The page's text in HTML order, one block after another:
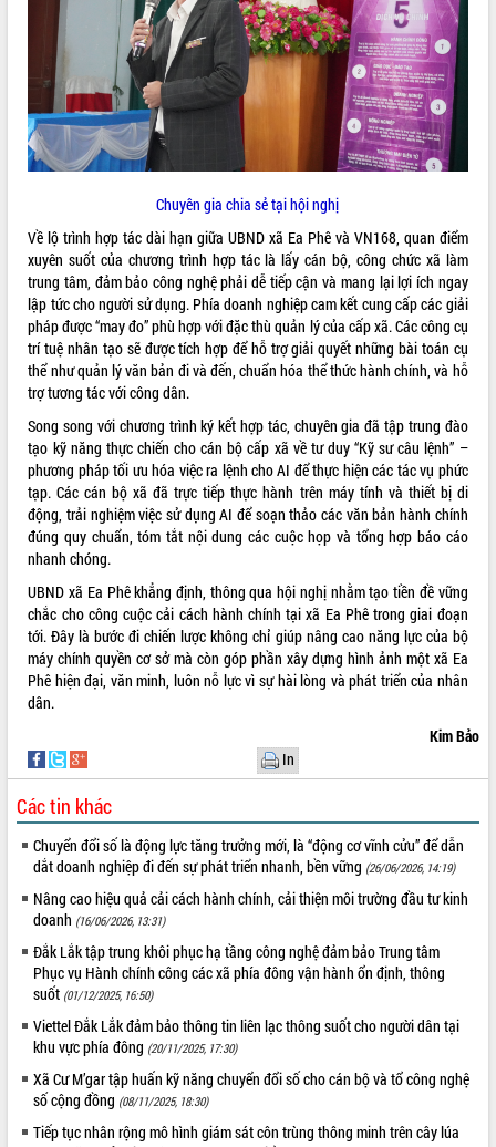
Chuyên gia chia sẻ tại hội nghị
Về lộ trình hợp tác dài hạn giữa UBND xã Ea Phê và VN168, quan điểm
xuyên suốt của chương trình hợp tác là lấy cán bộ, công chức xã làm
trung tâm, đảm bảo công nghệ phải dễ tiếp cận và mang lại lợi ích ngay
lập tức cho người sử dụng. Phía doanh nghiệp cam kết cung cấp các giải
pháp được “may đo” phù hợp với đặc thù quản lý của cấp xã. Các công cụ
trí tuệ nhân tạo sẽ được tích hợp để hỗ trợ giải quyết những bài toán cụ
thể như quản lý văn bản đi và đến, chuẩn hóa thể thức hành chính, và hỗ
trợ tương tác với công dân.
Song song với chương trình ký kết hợp tác, chuyên gia đã tập trung đào
tạo kỹ năng thực chiến cho cán bộ cấp xã về tư duy “Kỹ sư câu lệnh” –
phương pháp tối ưu hóa việc ra lệnh cho AI để thực hiện các tác vụ phức
tạp. Các cán bộ xã đã trực tiếp thực hành trên máy tính và thiết bị di
động, trải nghiệm việc sử dụng AI để soạn thảo các văn bản hành chính
đúng quy chuẩn, tóm tắt nội dung các cuộc họp và tổng hợp báo cáo
nhanh chóng.
UBND xã Ea Phê khẳng định, thông qua hội nghị nhằm tạo tiền đề vững
chắc cho công cuộc cải cách hành chính tại xã Ea Phê trong giai đoạn
tới. Đây là bước đi chiến lược không chỉ giúp nâng cao năng lực của bộ
máy chính quyền cơ sở mà còn góp phần xây dựng hình ảnh một xã Ea
Phê hiện đại, văn minh, luôn nỗ lực vì sự hài lòng và phát triển của nhân
dân.
Kim Bảo
In
Các tin khác
Chuyển đổi số là động lực tăng trưởng mới, là “động cơ vĩnh cửu” để dẫn
dắt doanh nghiệp đi đến sự phát triển nhanh, bền vững (26/06/2026, 14:19)
Nâng cao hiệu quả cải cách hành chính, cải thiện môi trường đầu tư kinh
doanh (16/06/2026, 13:31)
Đắk Lắk tập trung khôi phục hạ tầng công nghệ đảm bảo Trung tâm
Phục vụ Hành chính công các xã phía đông vận hành ổn định, thông
suốt (01/12/2025, 16:50)
Viettel Đắk Lắk đảm bảo thông tin liên lạc thông suốt cho người dân tại
khu vực phía đông (20/11/2025, 17:30)
Xã Cư M’gar tập huấn kỹ năng chuyển đổi số cho cán bộ và tổ công nghệ
số cộng đồng (08/11/2025, 18:30)
Tiếp tục nhân rộng mô hình giám sát côn trùng thông minh trên cây lúa